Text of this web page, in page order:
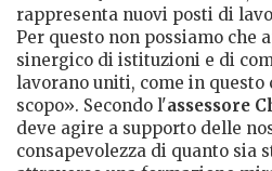
rappresenta nuovi posti di
Per questo non possiamo che
sinergico di istituzioni e di
lavorano uniti, come in questo
scopo». Secondo l'assessore
deve agire a supporto delle
consapevolezza di quanto sia